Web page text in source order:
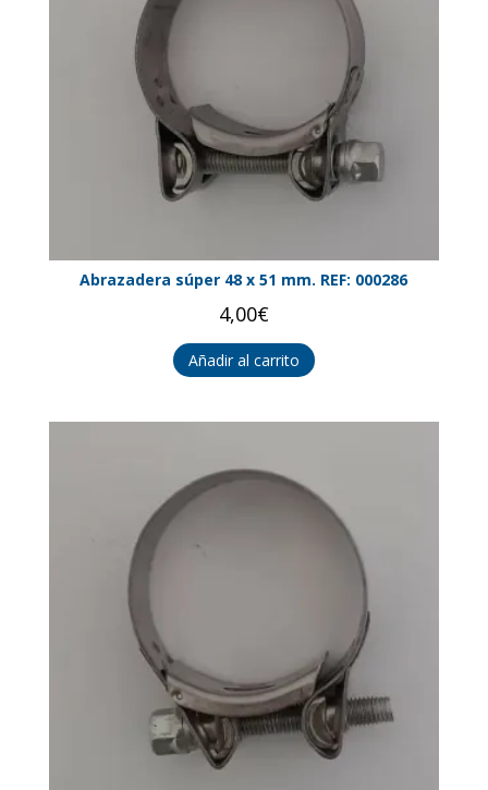
Abrazadera súper 48 x 51 mm. REF: 000286
4,00€
Añadir al carrito